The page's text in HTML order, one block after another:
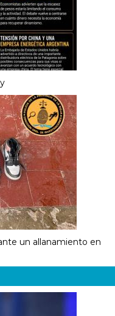
un allanamiento en